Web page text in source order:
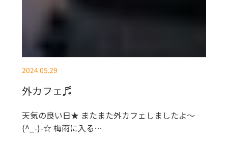
2024.05.29
外カフェ♬
天気の良い日★ またまた外カフェしましたよ～
(^_-)-☆ 梅雨に入る…